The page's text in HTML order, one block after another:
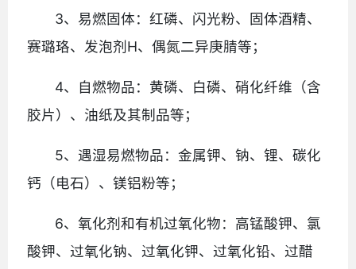
3、易燃固体：红磷、闪光粉、固体酒精、
赛璐珞、发泡剂H、偶氮二异庚腈等；
4、自燃物品：黄磷、白磷、硝化纤维（含
胶片）、油纸及其制品等；
5、遇湿易燃物品：金属钾、钠、锂、碳化
钙（电石）、镁铝粉等；
6、氧化剂和有机过氧化物：高锰酸钾、氯
酸钾、过氧化钠、过氧化钾、过氧化铅、过醋